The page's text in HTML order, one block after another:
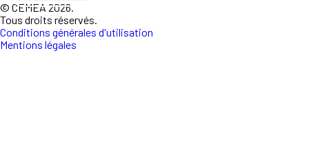
© CEMEA 2026.
Tous droits réservés.
Conditions générales d'utilisation
Mentions légales